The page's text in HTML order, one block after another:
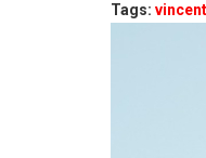
Tags: